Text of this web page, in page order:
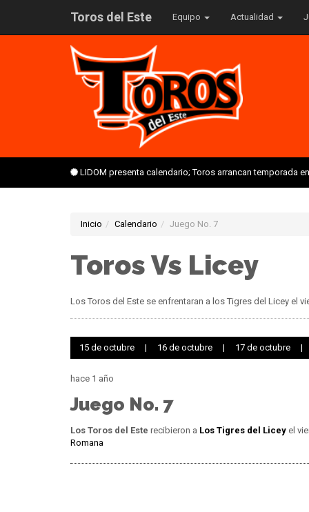
Toros del Este Equipo Actualidad
LIDOM presenta calendario; Toros arrancan temporada
Inicio Calendario Juego No. 7
Toros Vs Licey
Los Toros del Este se enfrentaran a los Tigres del Licey el
15 de octubre | 16 de octubre | 17 de octubre |
hace 1 año
Juego No. 7
Los Toros del Este recibieron a Los Tigres del Licey el
Romana